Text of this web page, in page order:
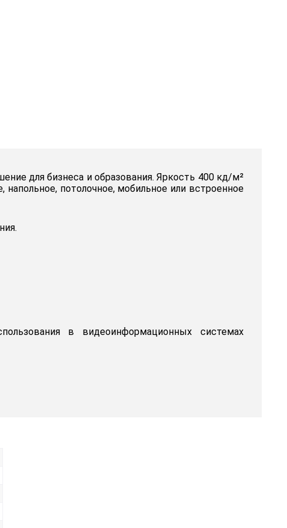
для бизнеса и образования. Яркость 400 кд/м²
потолочное, мобильное или встроенное
в видеоинформационных системах